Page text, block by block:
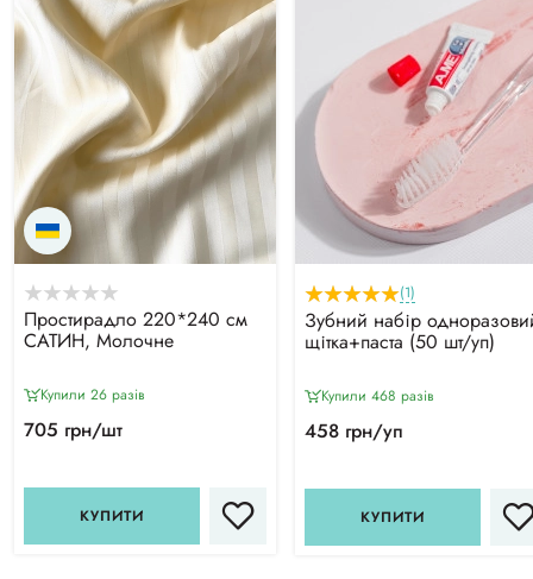
Простирадло 220*240 см
САТИН, Молочне
Купили 26 разiв
705 грн/шт
КУПИТИ
(1)
Зубний набір
щітка+паста (50 шт/уп)
Купили 468 разiв
458 грн/уп
КУПИТИ